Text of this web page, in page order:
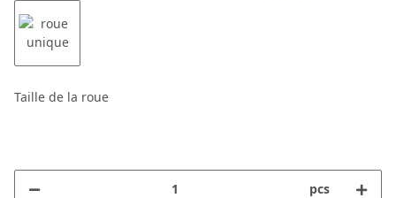
Taille de la roue
pcs